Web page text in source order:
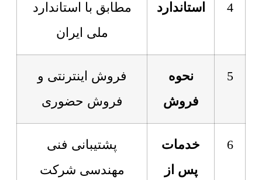
4 استاندارد
مطابق با استاندارد
ملی ایران
5
نحوه
فروش
فروش اینترنتی و
فروش حضوری
6
خدمات
پس از
پشتیبانی فنی
مهندسی شرکت